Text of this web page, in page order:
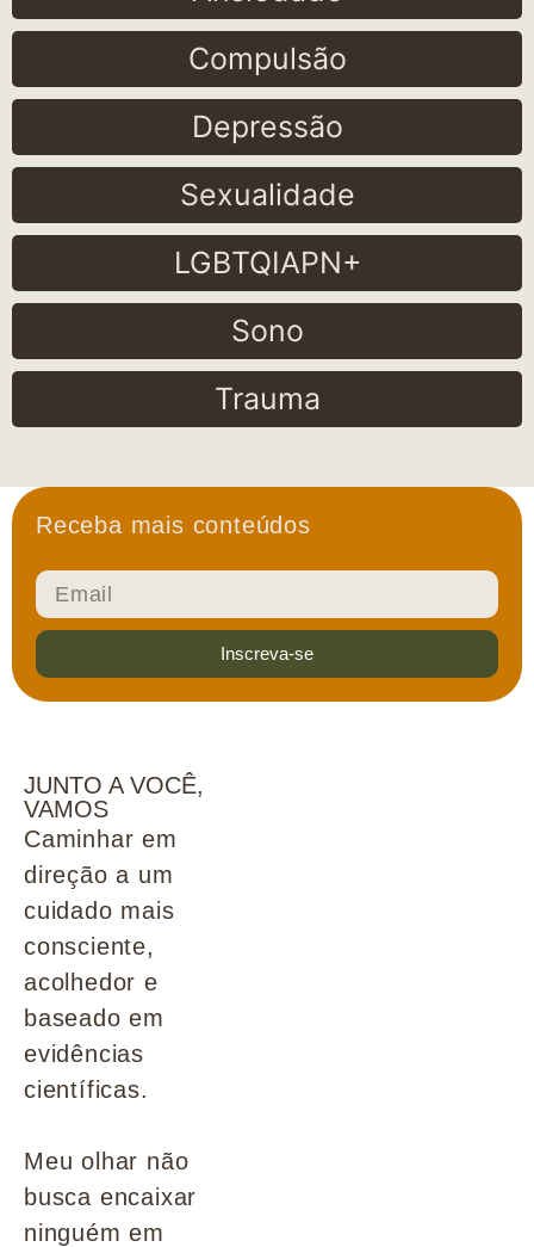
Compulsão
Depressão
Sexualidade
LGBTQIAPN+
Sono
Trauma
Receba mais conteúdos
Inscreva-se
JUNTO A VOCÊ,
VAMOS
Caminhar em
direção a um
cuidado mais
consciente,
acolhedor e
baseado em
evidências
científicas.
Meu olhar não
busca encaixar
ninguém em